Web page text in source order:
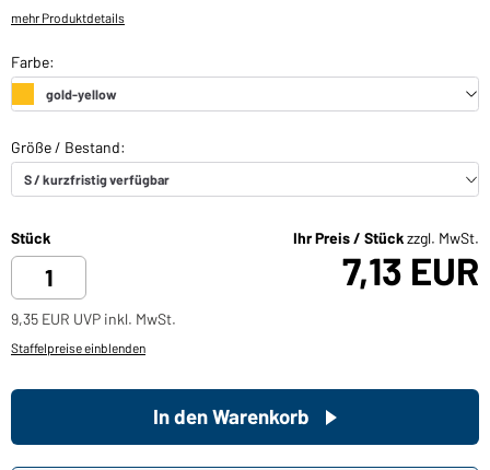
mehr Produktdetails
Stück Ihr Preis / Stückzzgl. MwSt.
7,13 EUR
9,35 EUR UVP inkl. MwSt.
Staffelpreise einblenden
In den Warenkorb